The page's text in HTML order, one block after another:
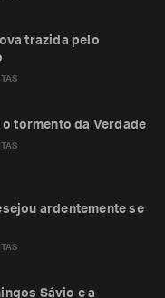
trazida pelo
o tormento da Verdade
ardentemente se
Sávio e a